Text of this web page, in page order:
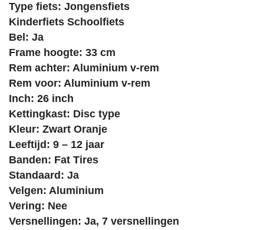
Type fiets: Jongensfiets
Kinderfiets Schoolfiets
Bel: Ja
Frame hoogte: 33 cm
Rem achter: Aluminium v-rem
Rem voor: Aluminium v-rem
Inch: 26 inch
Kettingkast: Disc type
Kleur: Zwart Oranje
Leeftijd: 9 – 12 jaar
Banden: Fat Tires
Standaard: Ja
Velgen: Aluminium
Vering: Nee
Versnellingen: Ja, 7 versnellingen